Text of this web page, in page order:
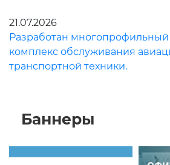
21.07.2026
Разработан
комплекс обслуживания
транспортной техники.
Баннеры